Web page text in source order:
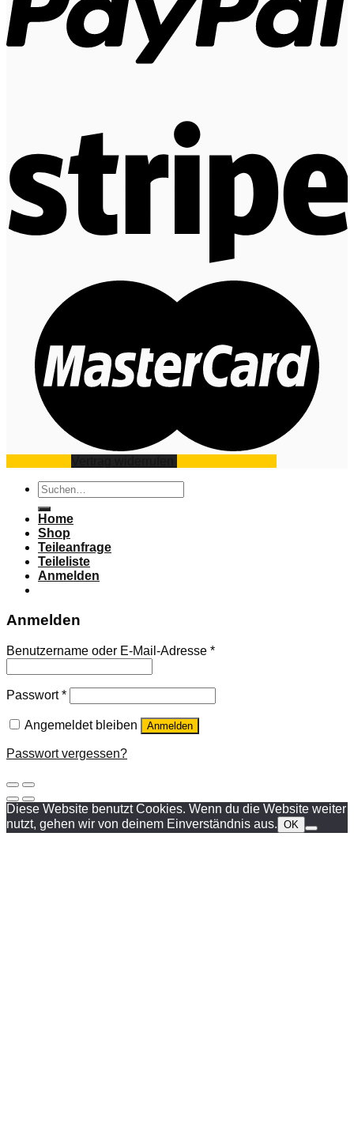
Suchen
nach:
Home
Shop
Teileanfrage
Teileliste
Anmelden
Anmelden
Benutzername oder E-Mail-Adresse *
Passwort*
Angemeldet bleiben Anmelden
Passwort vergessen?
Diese Website benutzt Cookies. Wenn du die Website weiter
nutzt, gehen wir von deinem Einverständnis aus. OK